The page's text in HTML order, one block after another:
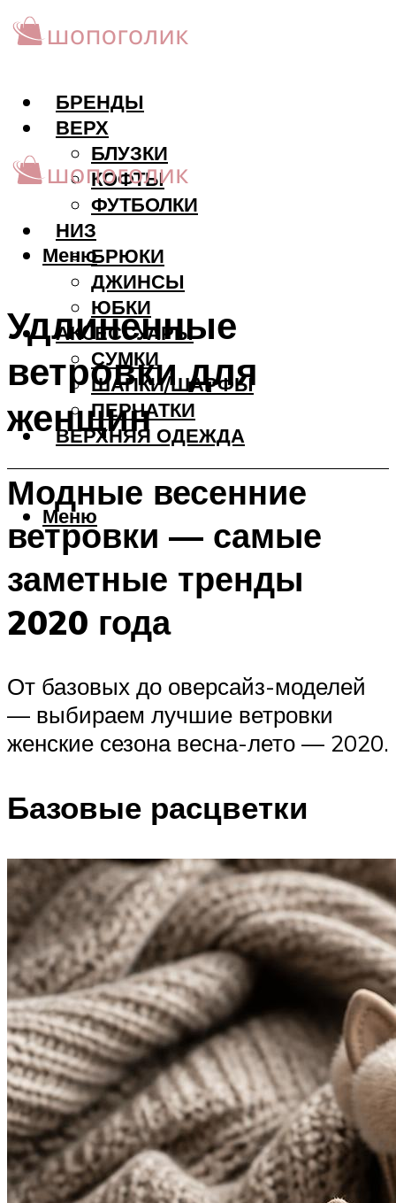
БРЕНДЫ
ВЕРХ
БЛУЗКИ
КОФТЫ
ФУТБОЛКИ
НИЗ
БРЮКИ
ДЖИНСЫ
ЮБКИ
АКCЕССУАРЫ
СУМКИ
ШАПКИ/ШАРФЫ
ПЕРЧАТКИ
ВЕРХНЯЯ ОДЕЖДА
Меню
Меню
Удлиненные
ветровки для
женщин
Модные весенние
ветровки — самые
заметные тренды
2020 года
От базовых до оверсайз-моделей
— выбираем лучшие ветровки
женские сезона весна-лето — 2020.
Базовые расцветки